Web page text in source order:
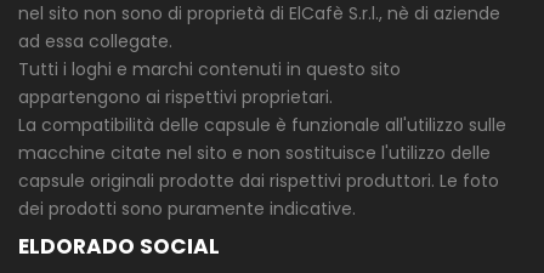
nel sito non sono di proprietà di ElCafè S.r.l., nè di aziende
ad essa collegate.
Tutti i loghi e marchi contenuti in questo sito
appartengono ai rispettivi proprietari.
La compatibilità delle capsule è funzionale all'utilizzo sulle
macchine citate nel sito e non sostituisce l'utilizzo delle
capsule originali prodotte dai rispettivi produttori. Le foto
dei prodotti sono puramente indicative.
ELDORADO SOCIAL